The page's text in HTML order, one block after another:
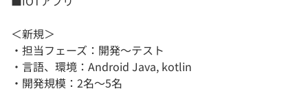
＜新規＞
・担当フェーズ：開発〜テスト
・言語、環境：Android Java, kotlin
・開発規模：2名〜5名